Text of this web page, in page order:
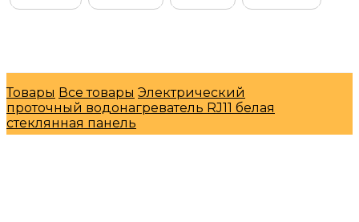
Товары Все товары Электрический
проточный водонагреватель RJ11 белая
стеклянная панель